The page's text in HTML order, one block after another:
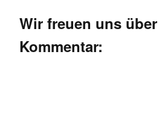
Wir freuen uns
Kommentar: